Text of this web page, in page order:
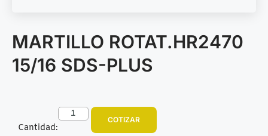
MARTILLO ROTAT.HR2470
15/16 SDS-PLUS
Cantidad:
COTIZAR